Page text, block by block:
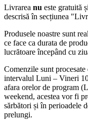
1M
Livrarea nu este gratuită
descrisă în secțiunea
Produsele noastre sunt
ce face ca durata de
lucrătoare începând cu
Comenzile sunt
intervalul Luni – Vineri
afara orelor de program
weekend, acestea vor fi
sărbători și în perioadele
prelungi.